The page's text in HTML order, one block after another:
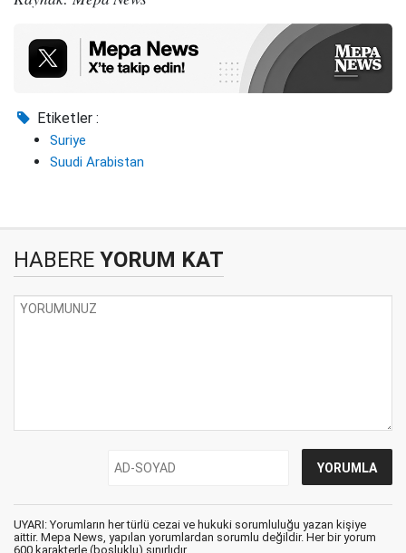
Etiketler :
Suriye
Suudi Arabistan
HABERE YORUM KAT
UYARI: Yorumların her türlü cezai ve hukuki sorumluluğu yazan kişiye
aittir. Mepa News, yapılan yorumlardan sorumlu değildir. Her bir yorum
600 karakterle (boşluklu) sınırlıdır.